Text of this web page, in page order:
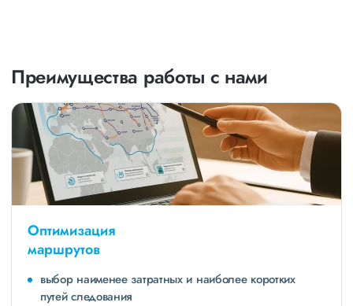
Преимущества работы с нами
Оптимизация
маршрутов
выбор наименее затратных и наиболее коротких
путей следования